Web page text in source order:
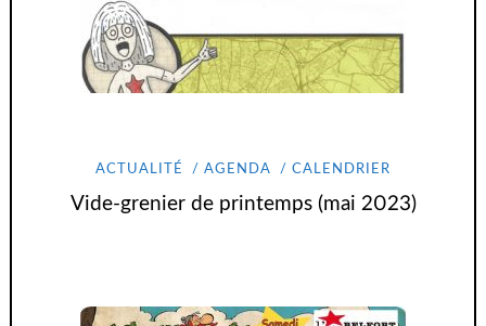
ACTUALITÉ AGENDA CALENDRIER
Vide-grenier de printemps (mai 2023)